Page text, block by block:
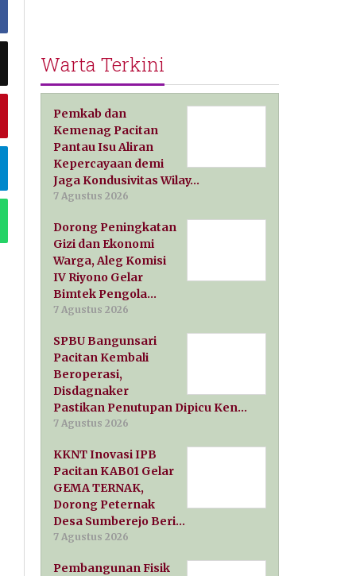
Warta Terkini
Pemkab dan
Kemenag Pacitan
Pantau Isu Aliran
Kepercayaan demi
Jaga Kondusivitas Wilay…
7 Agustus 2026
Dorong Peningkatan
Gizi dan Ekonomi
Warga, Aleg Komisi
IV Riyono Gelar
Bimtek Pengola…
7 Agustus 2026
SPBU Bangunsari
Pacitan Kembali
Beroperasi,
Disdagnaker
Pastikan Penutupan Dipicu Ken…
7 Agustus 2026
KKNT Inovasi IPB
Pacitan KAB01 Gelar
GEMA TERNAK,
Dorong Peternak
Desa Sumberejo Beri…
7 Agustus 2026
Pembangunan Fisik